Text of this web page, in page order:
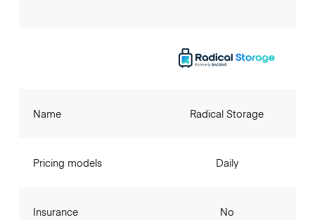
Name
Pricing models
Insurance
Radical Storage
Daily
No